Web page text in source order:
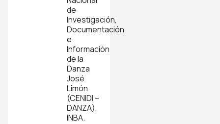
de
Investigación,
Documentación
e
Información
de la
Danza
José
Limón
(CENIDI –
DANZA),
INBA.